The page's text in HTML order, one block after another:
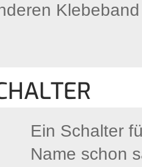
Ein Schalter
Name schon